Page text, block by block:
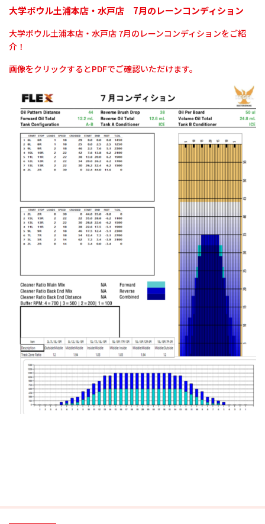
大学ボウル土浦本店・水戸店 7月のレーンコンディション
大学ボウル土浦本店・水戸店 7月のレーンコンディションをご紹
介！
画像をクリックするとPDFでご確認いただけます。